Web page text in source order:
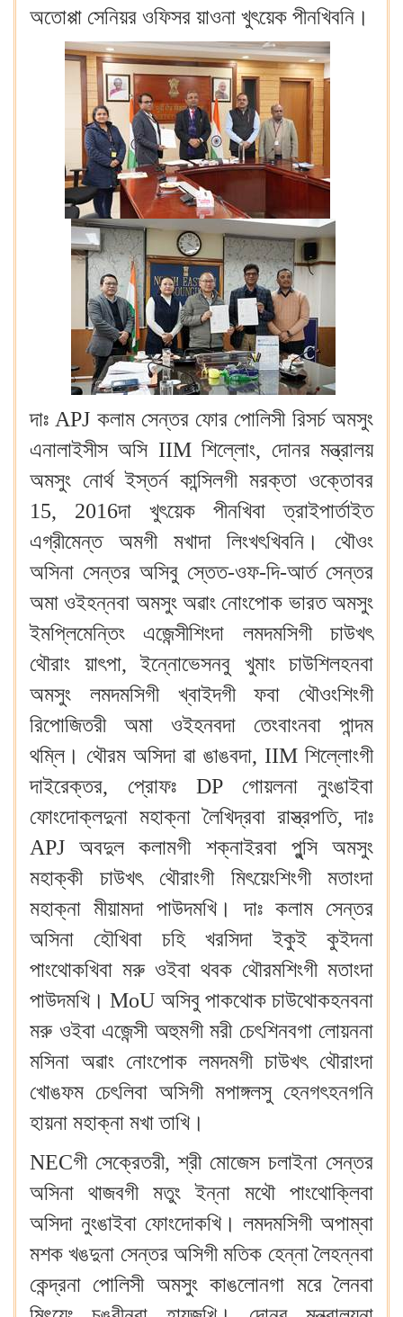
অতোপ্পা সেনিয়র ওফিসর য়াওনা খুৎয়েক পীনখিবনি।
দাঃ APJ কলাম সেন্তর ফোর পোলিসী রিসর্চ অমসুং
এনালাইসীস অসি IIM শিল্লোং, দোনর মন্ত্রালয়
অমসুং নোর্থ ইস্তর্ন কান্সিলগী মরক্তা ওক্তোবর
15, 2016দা খুৎয়েক পীনখিবা ত্রাইপার্তাইত
এগ্রীমেন্ত অমগী মখাদা লিংখৎখিবনি। থৌওং
অসিনা সেন্তর অসিবু স্তেত-ওফ-দি-আর্ত সেন্তর
অমা ওইহন্নবা অমসুং অৱাং নোংপোক ভারত অমসুং
ইমপ্লিমেন্তিং এজেন্সীশিংদা লমদমসিগী চাউখৎ
থৌরাং য়াৎপা, ইন্নোভেসনবু খুমাং চাউশিলহনবা
অমসুং লমদমসিগী খ্বাইদগী ফবা থৌওংশিংগী
রিপোজিতরী অমা ওইহনবদা তেংবাংনবা পান্দম
থম্লি। থৌরম অসিদা ৱা ঙাঙবদা, IIM শিল্লোংগী
দাইরেক্তর, প্রোফঃ DP গোয়লনা নুংঙাইবা
ফোংদোক্লদুনা মহাক্না লৈখিদ্রবা রাস্ত্রপতি, দাঃ
APJ অবদুল কলামগী শক্নাইরবা পুন্সি অমসুং
মহাক্কী চাউখৎ থৌরাংগী মিৎয়েংশিংগী মতাংদা
মহাক্না মীয়ামদা পাউদমখি। দাঃ কলাম সেন্তর
অসিনা হৌখিবা চহি খরসিদা ইকুই কুইদনা
পাংথোকখিবা মরু ওইবা থবক থৌরমশিংগী মতাংদা
পাউদমখি। MoU অসিবু পাকথোক চাউথোকহনবনা
মরু ওইবা এজেন্সী অহুমগী মরী চেৎশিনবগা লোয়ননা
মসিনা অৱাং নোংপোক লমদমগী চাউখৎ থৌরাংদা
খোঙফম চেৎলিবা অসিগী মপাঙ্গলসু হেনগৎহনগনি
হায়না মহাক্না মখা তাখি।
NECগী সেক্রেতরী, শ্রী মোজেস চলাইনা সেন্তর
অসিনা থাজবগী মতুং ইন্না মথৌ পাংথোক্লিবা
অসিদা নুংঙাইবা ফোংদোকখি। লমদমসিগী অপাম্বা
মশক খঙদুনা সেন্তর অসিগী মতিক হেন্না লৈহন্নবা
কেন্দ্রনা পোলিসী অমসুং কাঙলোনগা মরে লৈনবা